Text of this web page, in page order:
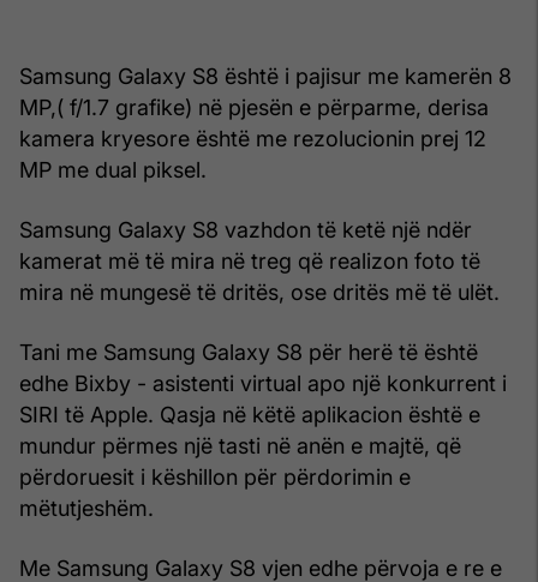
Samsung Galaxy S8 është i pajisur me kamerën 8
MP,( f/1.7 grafike) në pjesën e përparme, derisa
kamera kryesore është me rezolucionin prej 12
MP me dual piksel.
Samsung Galaxy S8 vazhdon të ketë një ndër
kamerat më të mira në treg që realizon foto të
mira në mungesë të dritës, ose dritës më të ulët.
Tani me Samsung Galaxy S8 për herë të është
edhe Bixby - asistenti virtual apo një konkurrent i
SIRI të Apple. Qasja në këtë aplikacion është e
mundur përmes një tasti në anën e majtë, që
përdoruesit i këshillon për përdorimin e
mëtutjeshëm.
Me Samsung Galaxy S8 vjen edhe përvoja e re e